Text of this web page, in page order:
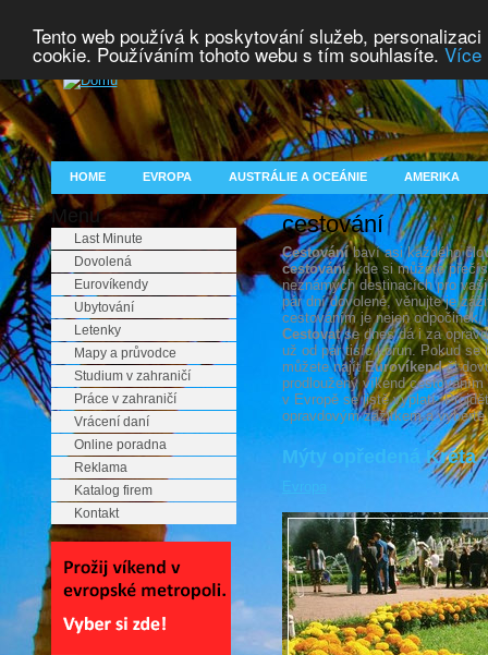
Tento web používá k poskytování služeb,
cookie. Používáním tohoto webu s tím souhlasíte. Více
HOME EVROPA AUSTRÁLIE A OCEÁNIE AMERIKA
Menu
Last Minute
Dovolená
Eurovíkendy
Ubytování
Letenky
Mapy a průvodce
Studium v zahraničí
Práce v zahraničí
Vrácení daní
Online poradna
Reklama
Katalog firem
Kontakt
cestování
Cestováníbaví asi každého
cestování, kde si můžete
neznámých destinacích pro
pár dní dovolené, věnujte je
cestováním je nejen
Cestovatse dnes dá i za
už od pár tisíc korun. Pokud se
můžete najít Eurovíkendči
prodloužený víkend
v Evropě se jistě vyplatí.
opravdovým zážitkem a
Mýty opředená Kréta